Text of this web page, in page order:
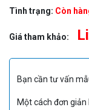
Tình trạng: Còn
Giá tham khảo:
Bạn cần tư vấn
Một cách đơn giản